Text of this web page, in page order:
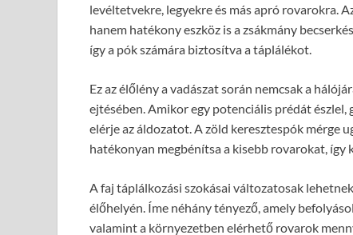
levéltetvekre, legyekre és más apró rovarokra.
hanem hatékony eszköz is a zsákmány
így a pók számára biztosítva a táplálékot.
Ez az élőlény a vadászat során nemcsak a
ejtésében. Amikor egy potenciális prédát észlel,
elérje az áldozatot. A zöld keresztespók mérge
hatékonyan megbénítsa a kisebb rovarokat,
A faj táplálkozási szokásai változatosak
élőhelyén. Íme néhány tényező, amely
valamint a környezetben elérhető rovarok